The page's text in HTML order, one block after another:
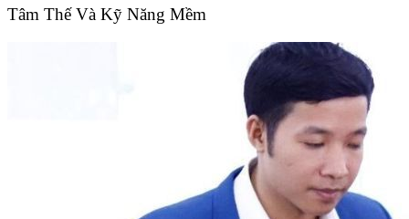
Tâm Thế Và Kỹ Năng Mềm